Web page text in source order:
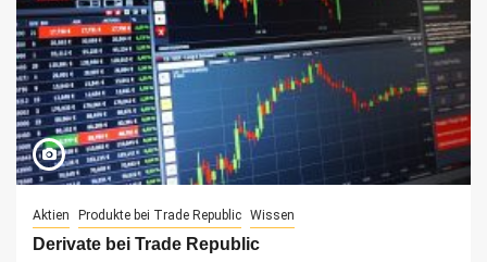
Aktien Produkte bei Trade Republic Wissen
Derivate bei Trade Republic